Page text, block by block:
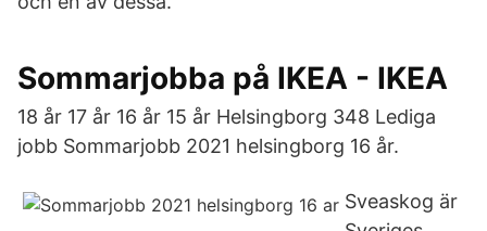
Sommarjobba på IKEA - IKEA
18 år 17 år 16 år 15 år Helsingborg 348 Lediga
jobb Sommarjobb 2021 helsingborg 16 år.
Sveaskog är